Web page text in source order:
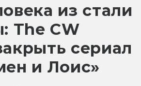
из стали
The CW
сериал
и Лоис»